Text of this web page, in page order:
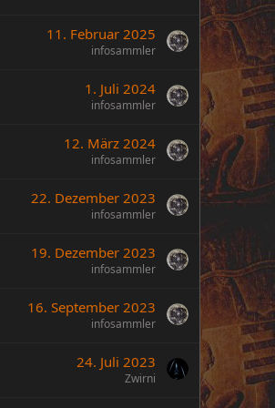
11. Februar 2025
infosammler
1. Juli 2024
infosammler
12. März 2024
infosammler
22. Dezember 2023
infosammler
19. Dezember 2023
infosammler
16. September 2023
infosammler
24. Juli 2023
Zwirni